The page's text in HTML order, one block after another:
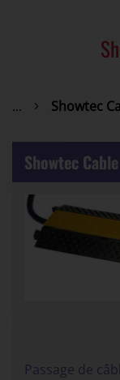
...
Showtec
Passage de